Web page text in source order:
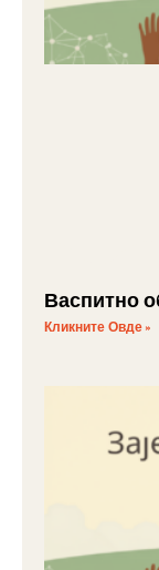
Васпитно
Кликните Овде »